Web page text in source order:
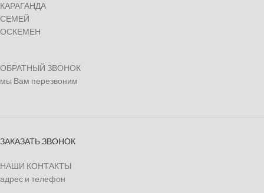
КАРАГАНДА
СЕМЕЙ
ОСКЕМЕН
ОБРАТНЫЙ ЗВОНОК
мы Вам перезвоним
ЗАКАЗАТЬ ЗВОНОК
НАШИ КОНТАКТЫ
адрес и телефон